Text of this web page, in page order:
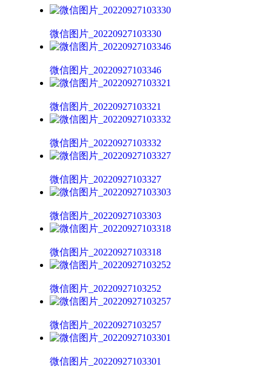
微信图片_20220927103330
微信图片_20220927103346
微信图片_20220927103321
微信图片_20220927103332
微信图片_20220927103327
微信图片_20220927103303
微信图片_20220927103318
微信图片_20220927103252
微信图片_20220927103257
微信图片_20220927103301